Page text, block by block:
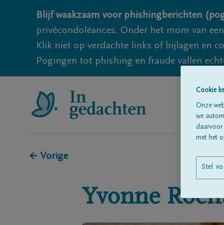
Blijf waakzaam voor phishingberichten
privécondoléances. Onder het mom van
Klik niet op verdachte links of bijlagen en
Pogingen tot phishing en fraude vallen
← Vorige
Yvonne
Cookie
Onze
we
daarvoor
met het
Stel